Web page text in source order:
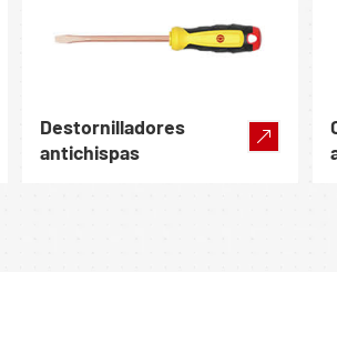
Destornilladores
antichispas